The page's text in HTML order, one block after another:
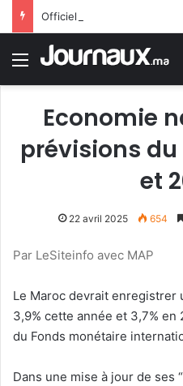
Menu
Economie
prévisions du
et
22 avril 2025 654
Par LeSiteinfo avec MAP
Le Maroc devrait enregistrer
3,9% cette année et 3,7%
du Fonds monétaire
Dans une mise à jour de ses